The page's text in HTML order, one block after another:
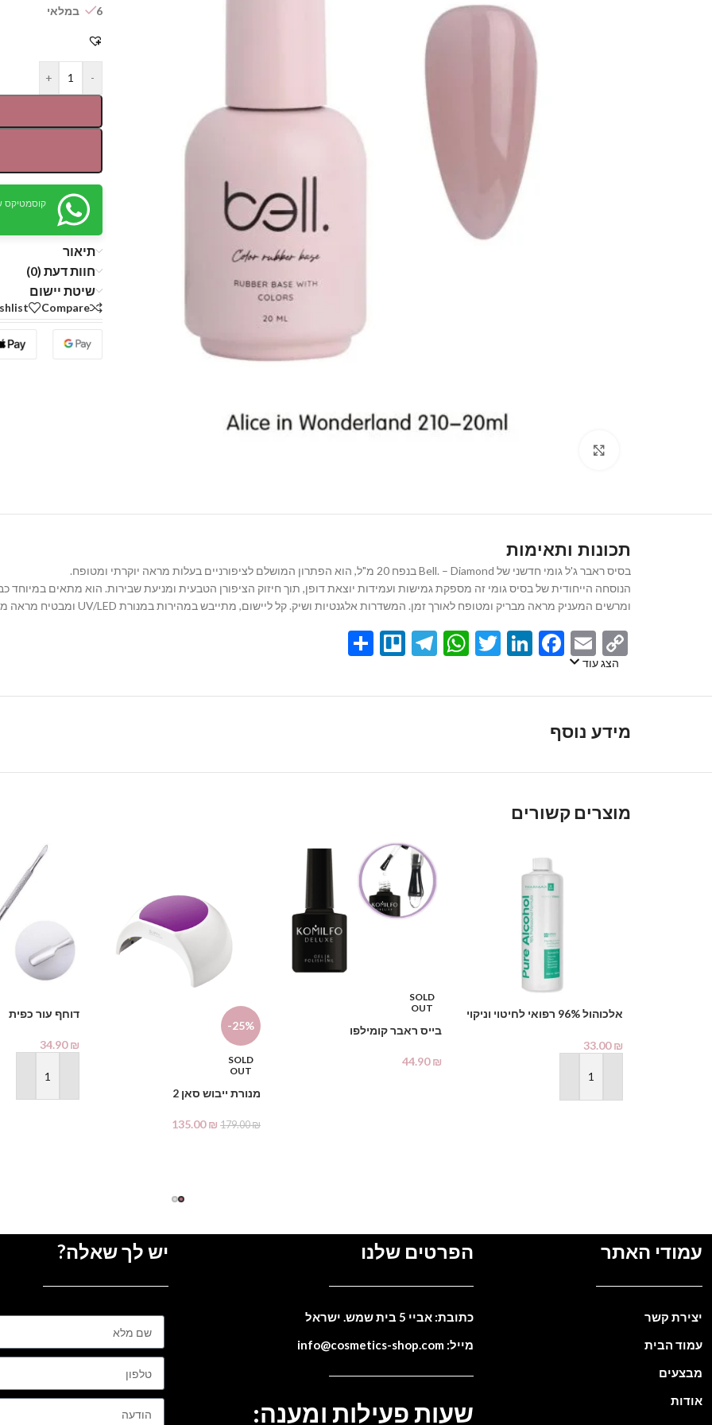
6 במלאי
-
+
קוסמטיקס
תיאור
חוות דעת (0)
שיטת יישום
Compare
תכונות ותאימות
בסיס ראבר ג'ל גומי חדשני של Bell. – Diamond בנפח 20 מ"ל, הוא הפתרון המושלם לציפורניים בעלות מראה יוקרתי ומטופח.
הנוסחה הייחודית של בסיס גומי זה מספקת גמישות ועמידות יוצאת דופן, תוך חיזוק הציפורן הטבעית ומניעת שבירות. הוא מתאים במיוחד
ומרשים המעניק מראה מבריק ומטופח לאורך זמן. המשדרות אלגנטיות ושיק. קל ליישום, מתייבש במהירות במנורת UV/LED ומבטיח מראה מושלם ועמיד לשבועות ארוכים.
Copy
Link
Email
Facebook
LinkedIn
Twitter
WhatsApp
Telegram
Trello
Share
הצג עוד
מידע נוסף
מוצרים קשורים
אלכוהול 96% רפואי לחיטוי וניקוי
Alcohol
33.00₪
הוספה לסל
SOLD
OUT
בייס ראבר קומילפו
44.90₪
-25%
SOLD
OUT
מנורת ייבוש סאן 2
179.00₪
135.00₪
דוחף עור כפית
34.90₪
הוספה לסל
עמודי האתר
יצירת קשר
עמוד הבית
מבצעים
אודות
הפרטים שלנו
כתובת: אביי 5 בית שמש. ישראל
מייל: info@cosmetics-shop.com
שעות פעילות ומענה:
יש לך שאלה?